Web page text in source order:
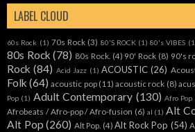
LABEL CLOUD
60s Rock (1) 70s Rock (3) 80'S ROCK (1) 80's VIBES
80s Rock (78) 80s Rock. (4) 90' Rock (8) 90's
Rock (84) Acid Jazz (1) ACOUSTIC (26)
Folk (64) acoustic pop (11) acoustic rock (8)
Pop (1) Adult Contemporary (130) Afro Pop
Afrobeats / Afro-pop / Afro-fusion (6) al (1) Alt
Alt Pop (260) Alt Pop. (4) Alt Rock Pop (54)